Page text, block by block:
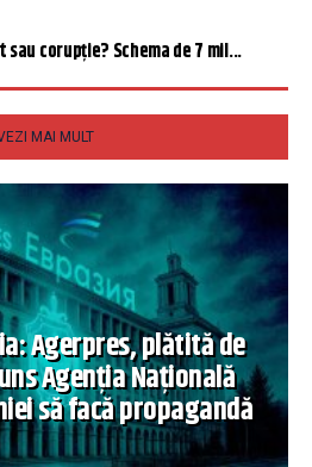
sau corupție? Schema de 7 mil...
MAI MULT
Agerpres, plătită de
Agenția Națională
să facă propagandă